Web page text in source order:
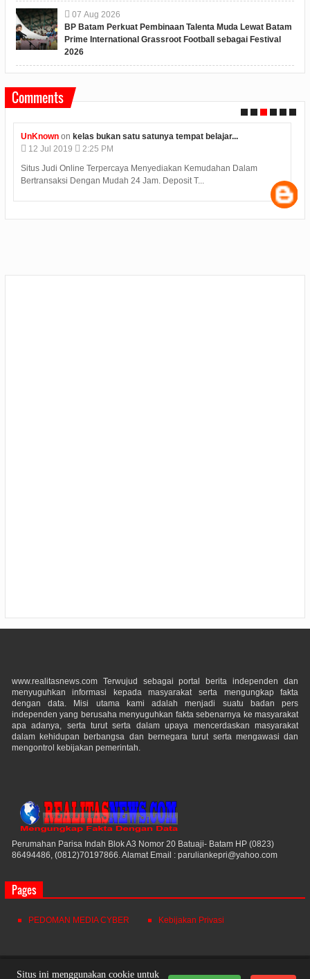
07 Aug 2026
BP Batam Perkuat Pembinaan Talenta Muda Lewat Batam
Prime International Grassroot Football sebagai Festival
2026
Comments
UnKnownon kelas bukan satu satunya tempat belajar...
12 Jul 2019
2:25 PM
Situs Judi Online Terpercaya Menyediakan Kemudahan Dalam
Bertransaksi Dengan Mudah 24 Jam. Deposit T...
www.realitasnews.com Terwujud sebagai portal berita independen dan
menyuguhkan informasi kepada masyarakat serta mengungkap fakta
dengan data. Misi utama kami adalah menjadi suatu badan pers
independen yang berusaha menyuguhkan fakta sebenarnya ke masyarakat
apa adanya, serta turut serta dalam upaya mencerdaskan masyarakat
dalam kehidupan berbangsa dan bernegara turut serta mengawasi dan
mengontrol kebijakan pemerintah.
Perumahan Parisa Indah Blok A3 Nomor 20 Batuaji- Batam HP (0823)
86494486, (0812)70197866. Alamat Email : paruliankepri@yahoo.com
Pages
PEDOMAN MEDIA CYBER Kebijakan Privasi
Realitas News© 2021. All Rights Reserved.
Situs ini menggunakan cookie untuk